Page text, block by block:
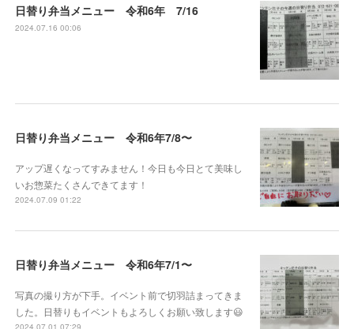
日替り弁当メニュー 令和6年 7/16
2024.07.16 00:06
日替り弁当メニュー 令和6年7/8〜
アップ遅くなってすみません！今日も今日とて美味し
いお惣菜たくさんできてます！
2024.07.09 01:22
日替り弁当メニュー 令和6年7/1〜
写真の撮り方が下手。イベント前で切羽詰まってきま
した。日替りもイベントもよろしくお願い致します😃